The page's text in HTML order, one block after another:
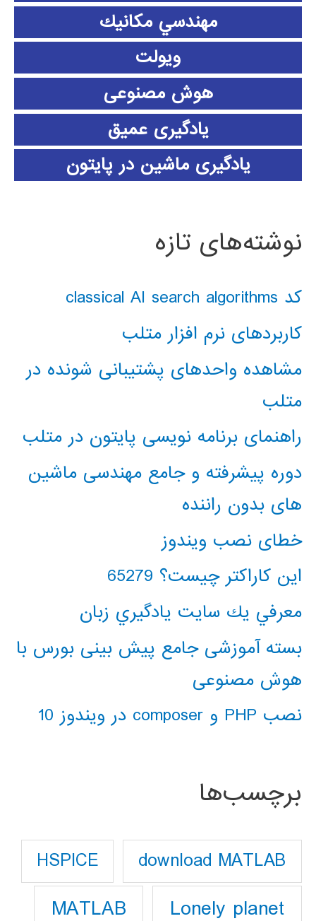
مهندسي مكانيك
ویولت
هوش مصنوعی
یادگیری عمیق
یادگیری ماشین در پایتون
نوشته‌های تازه
کد classical AI search algorithms
کاربردهای نرم افزار متلب
مشاهده واحدهای پشتیبانی شونده در
متلب
راهنمای برنامه نویسی پایتون در متلب
دوره پیشرفته و جامع مهندسی ماشین
های بدون راننده
خطای نصب ویندوز
این کاراکتر چیست؟ 65279
معرفي يك سايت يادگيري زبان
بسته آموزشی جامع پیش بینی بورس با
هوش مصنوعی
نصب PHP و composer در ویندوز 10
برچسب‌ها
download MATLAB
HSPICE
Lonely planet
MATLAB